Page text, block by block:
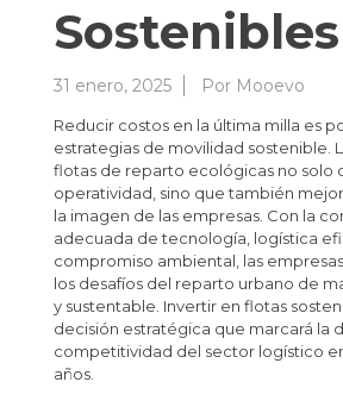
Sostenibles
31 enero, 2025 Por Mooevo
Reducir costos en la última milla es
estrategias de movilidad sostenible.
flotas de reparto ecológicas no solo
operatividad, sino que también
la imagen de las empresas. Con la
adecuada de tecnología, logística
compromiso ambiental, las
los desafíos del reparto urbano de
y sustentable. Invertir en flotas
decisión estratégica que marcará la
competitividad del sector logístico
años.